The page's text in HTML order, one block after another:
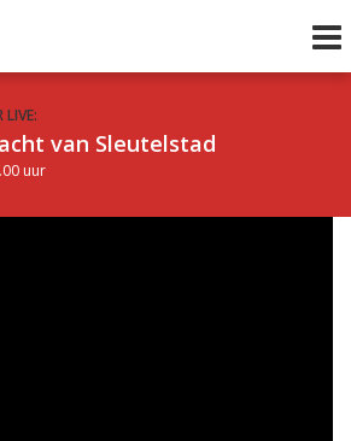
LIVE:
van Sleutelstad
uur